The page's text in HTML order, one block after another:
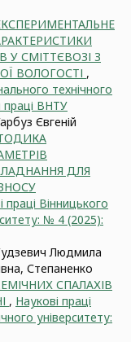
СМІТТЄВОЗІ З
ВОЛОГОСТІ ,
технічного
праці ВНТУ
Євгеній
ДЛЯ
праці Вінницького
№ 4 (2025):
Людмила
Степаненко
СПАЛАХІВ
, Наукові праці
університету: